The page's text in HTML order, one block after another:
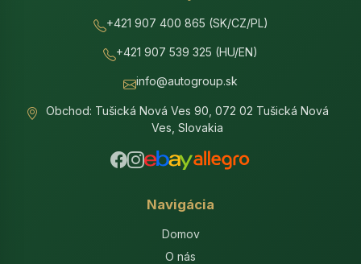
+421 907 400 865 (SK/CZ/PL)
+421 907 539 325 (HU/EN)
info@autogroup.sk
Obchod: Tušická Nová Ves 90, 072 02 Tušická Nová
Ves, Slovakia
Navigácia
Domov
O nás